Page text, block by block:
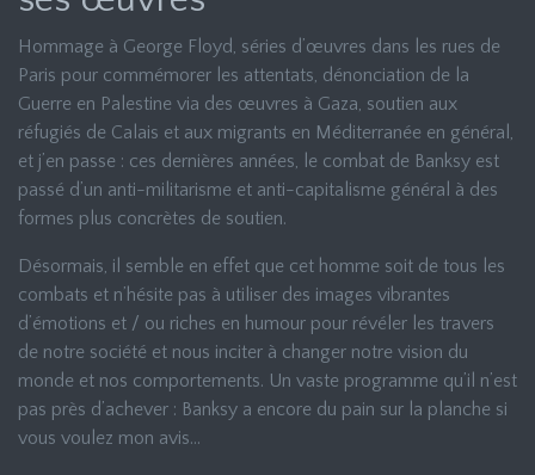
Hommage à George Floyd, séries d’œuvres dans les rues de
Paris pour commémorer les attentats, dénonciation de la
Guerre en Palestine via des œuvres à Gaza, soutien aux
réfugiés de Calais et aux migrants en Méditerranée en général,
et j’en passe : ces dernières années, le combat de Banksy est
passé d’un anti-militarisme et anti-capitalisme général à des
formes plus concrètes de soutien.
Désormais, il semble en effet que cet homme soit de tous les
combats et n’hésite pas à utiliser des images vibrantes
d’émotions et / ou riches en humour pour révéler les travers
de notre société et nous inciter à changer notre vision du
monde et nos comportements. Un vaste programme qu’il n’est
pas près d’achever : Banksy a encore du pain sur la planche si
vous voulez mon avis…